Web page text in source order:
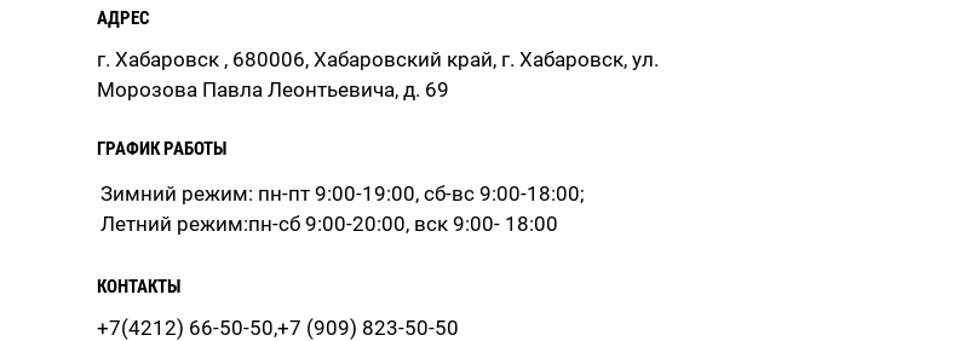
АДРЕС
г. Хабаровск , 680006, Хабаровский край, г. Хабаровск, ул.
Морозова Павла Леонтьевича, д. 69
ГРАФИК РАБОТЫ
Зимний режим: пн-пт 9:00-19:00, сб-вс 9:00-18:00;
Летний режим:пн-сб 9:00-20:00, вск 9:00- 18:00
КОНТАКТЫ
+7(4212) 66-50-50,+7 (909) 823-50-50